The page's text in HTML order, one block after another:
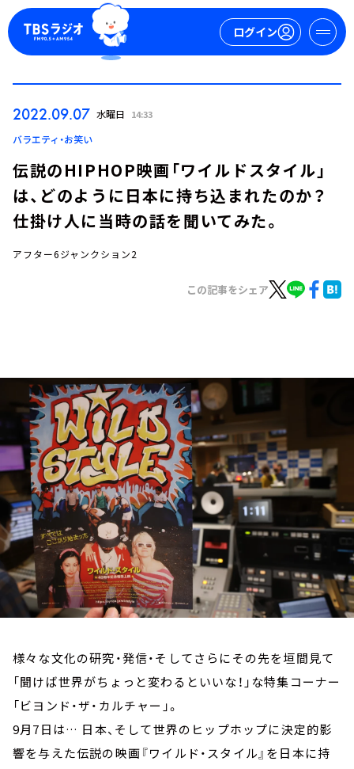
ログイン
ログイン
イベント・グッズ
YouTube
会社情報
2022.09.07 水曜日 14:33
バラエティ・お笑い
伝説のHIPHOP映画「ワイルドスタイル」
は、どのように日本に持ち込まれたのか？
仕掛け人に当時の話を聞いてみた。
アフター6ジャンクション2
この記事をシェア
様々な文化の研究・発信・そしてさらにその先を垣間見て
「聞けば世界がちょっと変わるといいな！」な特集コーナー
「ビヨンド・ザ・カルチャー」。
9月7日は… 日本、そして世界のヒップホップに決定的影
響を与えた伝説の映画『ワイルド・スタイル』を日本に持